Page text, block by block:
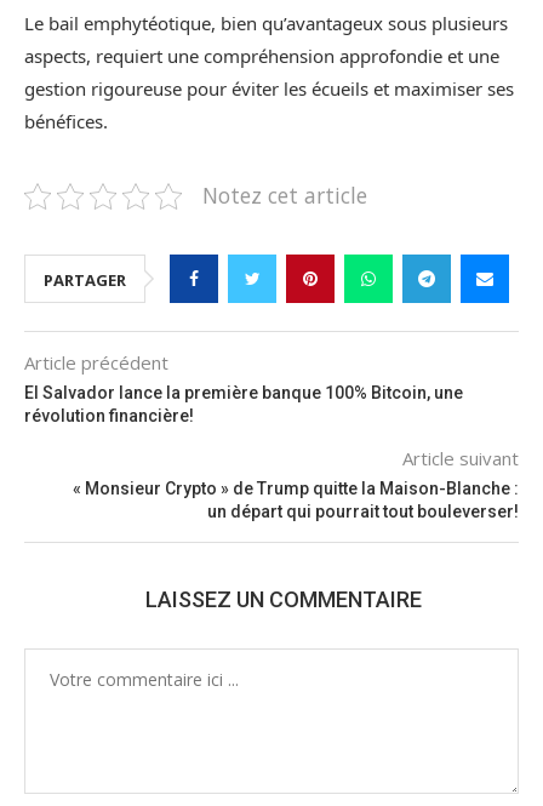
Le bail emphytéotique, bien qu’avantageux sous plusieurs
aspects, requiert une compréhension approfondie et une
gestion rigoureuse pour éviter les écueils et maximiser ses
bénéfices.
Notez cet article
PARTAGER
Article précédent
El Salvador lance la première banque 100% Bitcoin, une
révolution financière!
Article suivant
« Monsieur Crypto » de Trump quitte la Maison-Blanche :
un départ qui pourrait tout bouleverser!
LAISSEZ UN COMMENTAIRE